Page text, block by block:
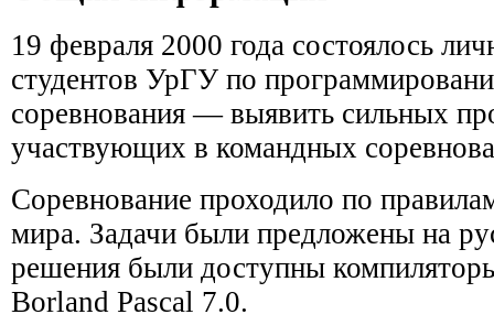
19 февраля 2000 года состоялось
студентов УрГУ по
соревнования — выявить сильных
участвующих в командных
Соревнование проходило по
мира. Задачи были предложены на
решения были доступны
Borland Pascal 7.0.